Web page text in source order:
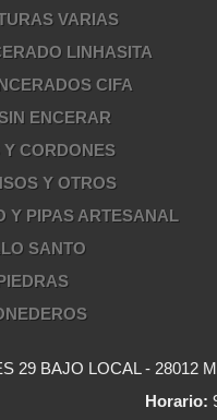
VARIAS
LINHASITA
CIFA
ENCERAR
Y CORDONES
Y OTROS
Y PIPAS ARTESANAL
SANTO
29 BAJO LOCAL - 28012
Horario: